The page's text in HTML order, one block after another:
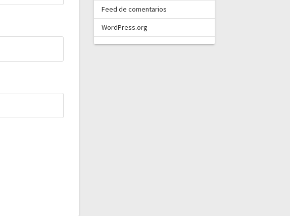
Feed de comentarios
WordPress.org